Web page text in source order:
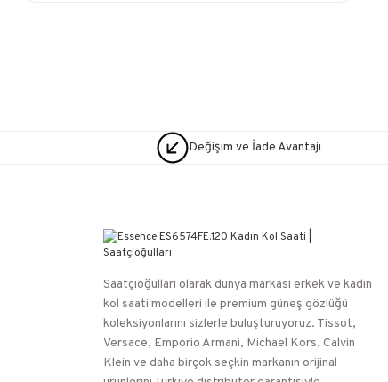
Değişim ve İade Avantajı
Saatçioğulları⁠ olarak dünya markası erkek ve kadın
kol saati modelleri ile premium güneş gözlüğü
koleksiyonlarını sizlerle buluşturuyoruz. Tissot,
Versace, Emporio Armani, Michael Kors, Calvin
Klein ve daha birçok seçkin markanın orijinal